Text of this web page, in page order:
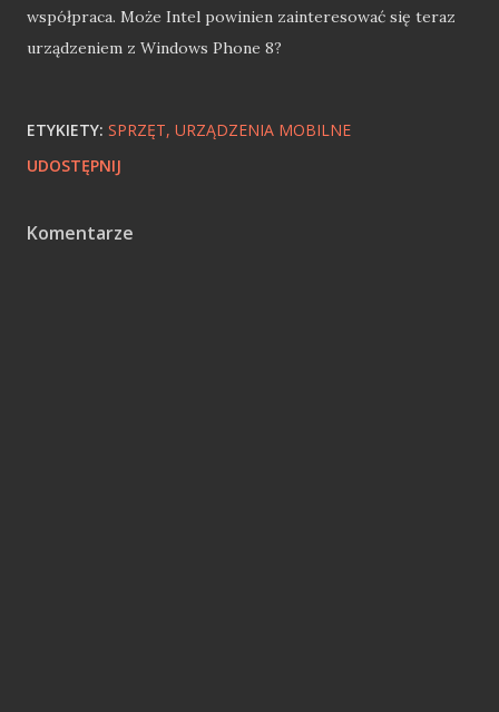
współpraca. Może Intel powinien zainteresować się teraz
urządzeniem z Windows Phone 8?
ETYKIETY: SPRZĘT URZĄDZENIA MOBILNE
UDOSTĘPNIJ
Komentarze